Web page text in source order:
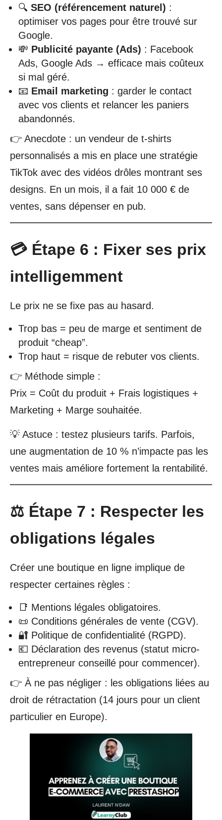
🔍 SEO (référencement naturel) :
optimiser vos pages pour être trouvé sur
Google.
💸 Publicité payante (Ads) : Facebook
Ads, Google Ads → efficace mais coûteux
si mal géré.
📧 Email marketing : garder le contact
avec vos clients et relancer les paniers
abandonnés.
👉 Anecdote : un vendeur de t-shirts
personnalisés a mis en place une stratégie
TikTok avec des vidéos drôles montrant ses
designs. En un mois, il a fait 10 000 € de
ventes, sans dépenser en pub.
💳 Étape 6 : Fixer ses prix
intelligemment
Le prix ne se fixe pas au hasard.
Trop bas = peu de marge et sentiment de
produit “cheap”.
Trop haut = risque de rebuter vos clients.
👉 Méthode simple :
Prix = Coût du produit + Frais logistiques +
Marketing + Marge souhaitée.
💡 Astuce : testez plusieurs tarifs. Parfois,
une augmentation de 10 % n’impacte pas les
ventes mais améliore fortement la rentabilité.
⚖️ Étape 7 : Respecter les
obligations légales
Créer une boutique en ligne implique de
respecter certaines règles :
📑 Mentions légales obligatoires.
📜 Conditions générales de vente (CGV).
🔐 Politique de confidentialité (RGPD).
💶 Déclaration des revenus (statut micro-
entrepreneur conseillé pour commencer).
👉 À ne pas négliger : les obligations liées au
droit de rétractation (14 jours pour un client
particulier en Europe).